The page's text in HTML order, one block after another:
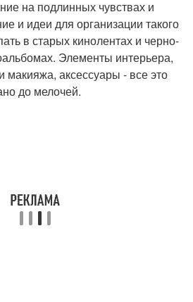
Прическа в стиле
Ретро прически
на подлинных чувствах и
и идеи для организации такого
в старых кинолентах и черно-
Элементы интерьера,
макияжа, аксессуары - все это
до мелочей.